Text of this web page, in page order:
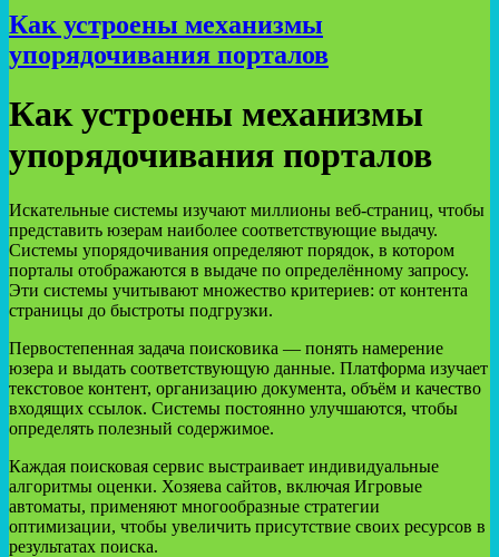
Как устроены механизмы
упорядочивания порталов
Как устроены механизмы
упорядочивания порталов
Искательные системы изучают миллионы веб-страниц, чтобы
представить юзерам наиболее соответствующие выдачу.
Системы упорядочивания определяют порядок, в котором
порталы отображаются в выдаче по определённому запросу.
Эти системы учитывают множество критериев: от контента
страницы до быстроты подгрузки.
Первостепенная задача поисковика — понять намерение
юзера и выдать соответствующую данные. Платформа изучает
текстовое контент, организацию документа, объём и качество
входящих ссылок. Системы постоянно улучшаются, чтобы
определять полезный содержимое.
Каждая поисковая сервис выстраивает индивидуальные
алгоритмы оценки. Хозяева сайтов, включая Игровые
автоматы, применяют многообразные стратегии
оптимизации, чтобы увеличить присутствие своих ресурсов в
результатах поиска.